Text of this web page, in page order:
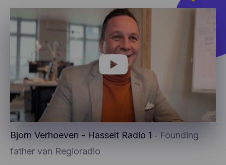
Bjorn Verhoeven - Hasselt Radio 1 ‐ Founding
father van Regioradio